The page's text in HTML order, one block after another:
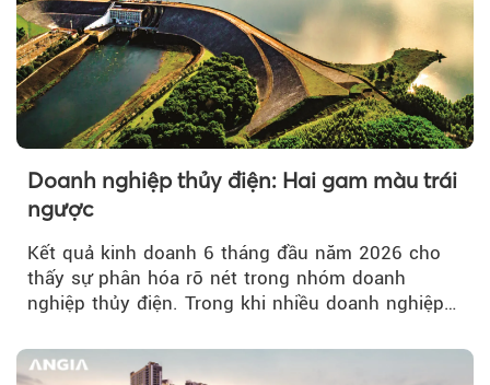
Doanh nghiệp thủy điện: Hai gam màu trái
ngược
Kết quả kinh doanh 6 tháng đầu năm 2026 cho
thấy sự phân hóa rõ nét trong nhóm doanh
nghiệp thủy điện. Trong khi nhiều doanh nghiệp